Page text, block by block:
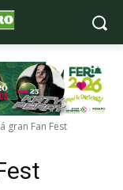
gran Fan Fest